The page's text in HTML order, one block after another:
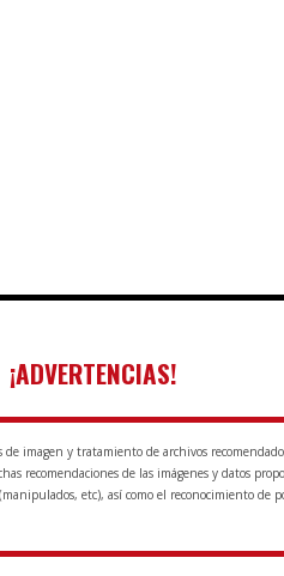
¡ADVERTENCIAS!
de imagen y tratamiento de archivos
recomendaciones de las imágenes y datos
etc), así como el reconocimiento de